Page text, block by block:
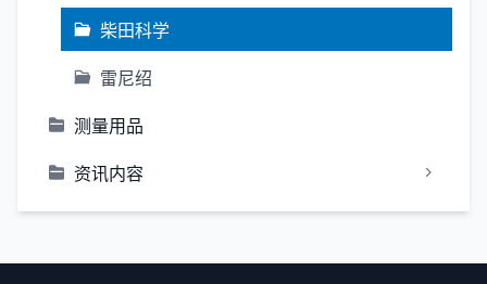
柴田科学
雷尼绍
测量用品
资讯内容